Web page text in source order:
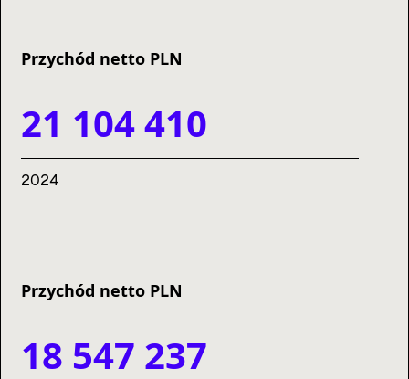
Przychód netto PLN
21 104 410
2024
Przychód netto PLN
18 547 237